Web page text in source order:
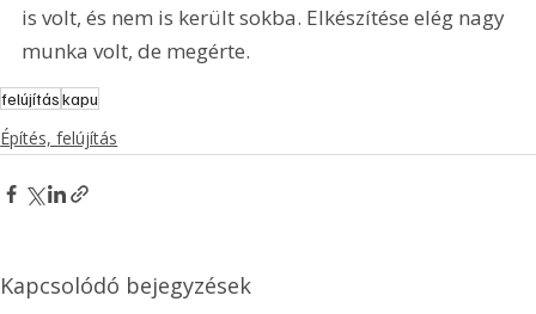
is volt, és nem is került sokba. Elkészítése elég nagy
munka volt, de megérte.
felújításkapu
Építés, felújítás
Kapcsolódó bejegyzések